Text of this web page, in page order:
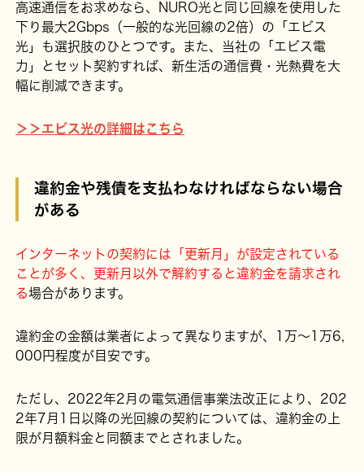
高速通信をお求めなら、NURO光と同じ回線を使用した
下り最大2Gbps（一般的な光回線の2倍）の「エビス
光」も選択肢のひとつです。また、当社の「エビス電
力」とセット契約すれば、新生活の通信費・光熱費を大
幅に削減できます。
＞＞エビス光の詳細はこちら
違約金や残債を支払わなければならない場合
がある
インターネットの契約には「更新月」が設定されている
ことが多く、更新月以外で解約すると違約金を請求され
る場合があります。
違約金の金額は業者によって異なりますが、1万～1万6,
000円程度が目安です。
ただし、2022年2月の電気通信事業法改正により、202
2年7月1日以降の光回線の契約については、違約金の上
限が月額料金と同額までとされました。